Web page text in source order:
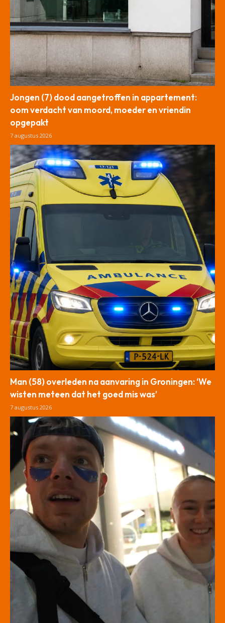
Jongen (7) dood aangetroffen in appartement:
oom verdacht van moord, moeder en vriendin
opgepakt
7 augustus 2026
Man (58) overleden na aanvaring in Groningen: ‘We
wisten meteen dat het goed mis was’
7 augustus 2026